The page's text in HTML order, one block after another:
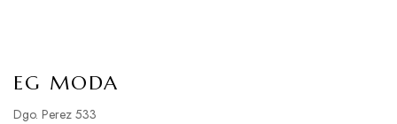
EG MODA
Dgo. Perez 533